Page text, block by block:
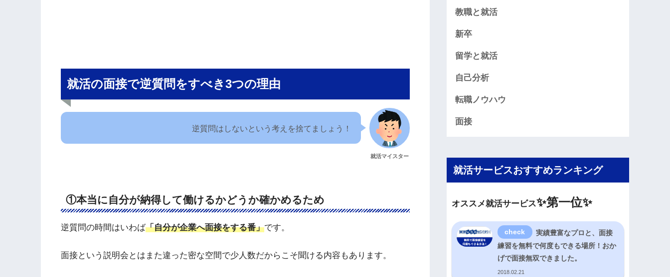
就活の面接で逆質問をすべき3つの理由
就活マイスター
逆質問はしないという考えを捨てましょう！
①本当に自分が納得して働けるかどうか確かめるため
逆質問の時間はいわば「自分が企業へ面接をする番」です。
面接という説明会とはまた違った密な空間で少人数だからこそ聞ける内容もあります。
教職と就活
新卒
留学と就活
自己分析
転職ノウハウ
面接
就活サービスおすすめランキング
オススメ就活サービス✨第一位✨
実績豊富なプロと、面接
練習を無料で何度もできる場所！おか
げで面接無双できました。
2018.02.21